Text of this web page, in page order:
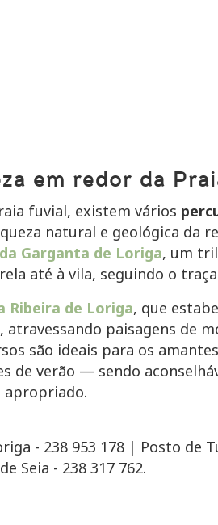
em redor da
fuvial, existem vários
natural e geológica da
Garganta de Loriga, um
até à vila, seguindo o
Ribeira de Loriga, que
, atravessando paisagens de
são ideais para os
de verão — sendo
apropriado.
- 238 953 178 | Posto de
Seia - 238 317 762.